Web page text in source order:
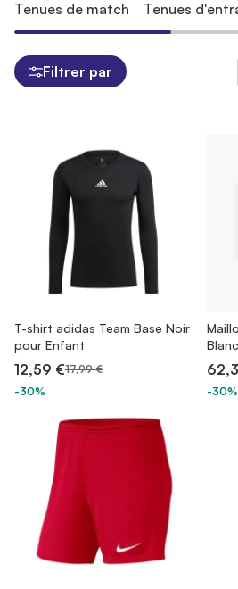
T-shirt adidas Team Base Noir
pour Enfant
12,59 €17,99 €
-30%
-30%
Tenues de match Tenues
Filtrer par